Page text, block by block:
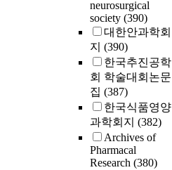
neurosurgical
society (390)
대한안과학회
지 (390)
한국추진공학
회 학술대회논문
집 (387)
한국식품영양
과학회지 (382)
Archives of
Pharmacal
Research (380)